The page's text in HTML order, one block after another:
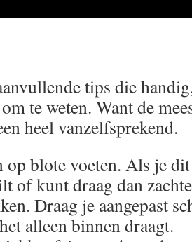
tips die
te weten. Want de
heel vanzelfsprekend.
op blote voeten. Als je
of kunt draag dan
Draag je aangepast
alleen binnen draagt.